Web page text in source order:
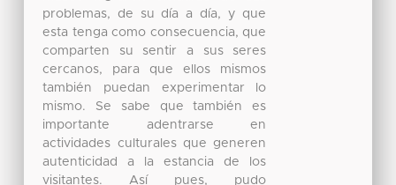
problemas, de su día a día, y que
esta tenga como consecuencia, que
comparten su sentir a sus seres
cercanos, para que ellos mismos
también puedan experimentar lo
mismo. Se sabe que también es
importante adentrarse en
actividades culturales que generen
autenticidad a la estancia de los
visitantes. Así pues, pudo